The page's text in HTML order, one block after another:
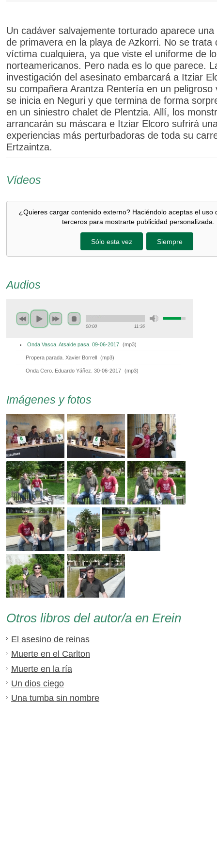
Un cadáver salvajemente torturado aparece una
de primavera en la playa de Azkorri. No se trata
víctima cualquiera, ya que viste el uniforme de
norteamericanos. Pero nada es lo que parece.
investigación del asesinato embarcará a Itziar
su compañera Arantza Rentería en un peligroso
se inicia en Neguri y que termina de forma
en un siniestro chalet de Plentzia. Allí, los
arrancarán su máscara e Itziar Elcoro sufrirá
experiencias más perturbadoras de toda su
Ertzaintza.
Vídeos
¿Quieres cargar contenido externo? Haciéndolo aceptas el uso
terceros para mostrarte publicidad personalizada.
Sólo esta vez Siempre
Audios
00:00 11:36
Onda Vasca. Atsalde pasa. 09-06-2017 (mp3)
Propera parada. Xavier Borrell (mp3)
Onda Cero. Eduardo Yáñez. 30-06-2017 (mp3)
Imágenes y fotos
Otros libros del autor/a en Erein
El asesino de reinas
Muerte en el Carlton
Muerte en la ría
Un dios ciego
Una tumba sin nombre